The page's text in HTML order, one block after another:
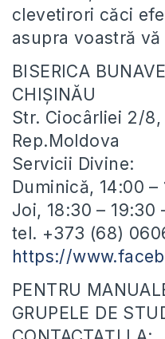
clevetirori căci
asupra voastră
BISERICA
CHIȘINĂU
Str. Ciocârliei 2/8,
Rep.Moldova
Servicii Divine:
Duminică, 14:00 –
Joi, 18:30 – 19:30
tel. +373 (68)
https://
PENTRU
GRUPELE DE